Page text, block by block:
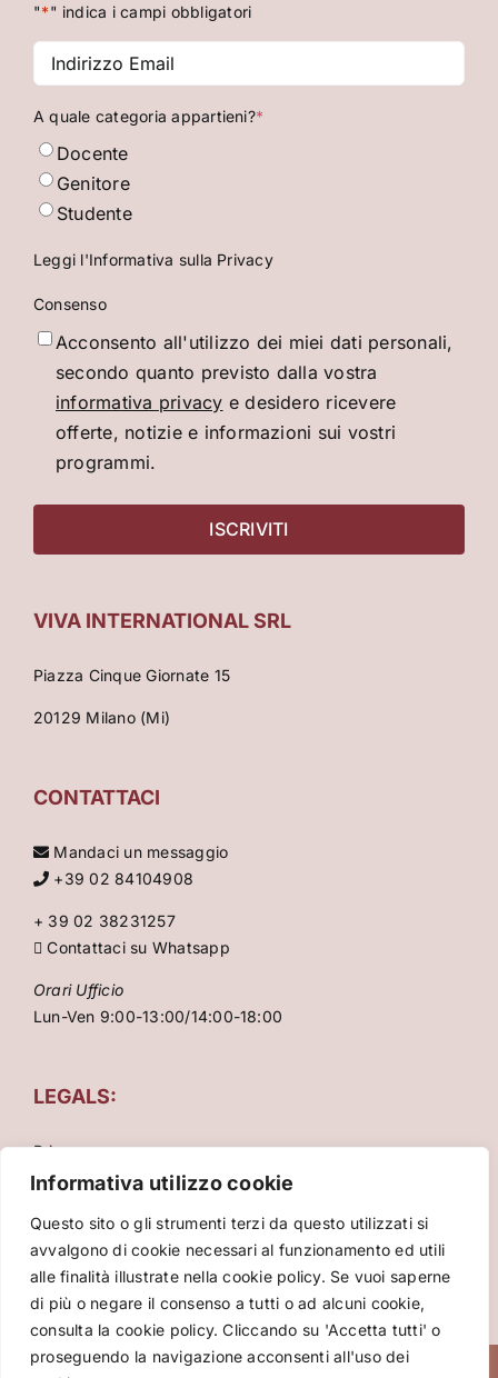
Informativa utilizzo cookie
Questo sito o gli strumenti terzi da questo utilizzati si
avvalgono di cookie necessari al funzionamento ed utili
alle finalità illustrate nella cookie policy. Se vuoi saperne
di più o negare il consenso a tutti o ad alcuni cookie,
consulta la cookie policy. Cliccando su 'Accetta tutti' o
proseguendo la navigazione acconsenti all'uso dei
"*" indica i campi obbligatori
Indirizzo
Email*
A quale categoria appartieni?*
Docente
Genitore
Studente
Leggi l'Informativa sulla Privacy
Consenso
Acconsento all'utilizzo dei miei dati personali,
secondo quanto previsto dalla vostra
informativa privacy e desidero ricevere
offerte, notizie e informazioni sui vostri
programmi.
VIVA INTERNATIONAL SRL
Piazza Cinque Giornate 15
20129 Milano (Mi)
CONTATTACI
Mandaci un messaggio
+39 02 84104908
+ 39 02 38231257
Contattaci su Whatsapp
Orari Ufficio
Lun-Ven 9:00-13:00/14:00-18:00
LEGALS:
Privacy
Condizioni Generali